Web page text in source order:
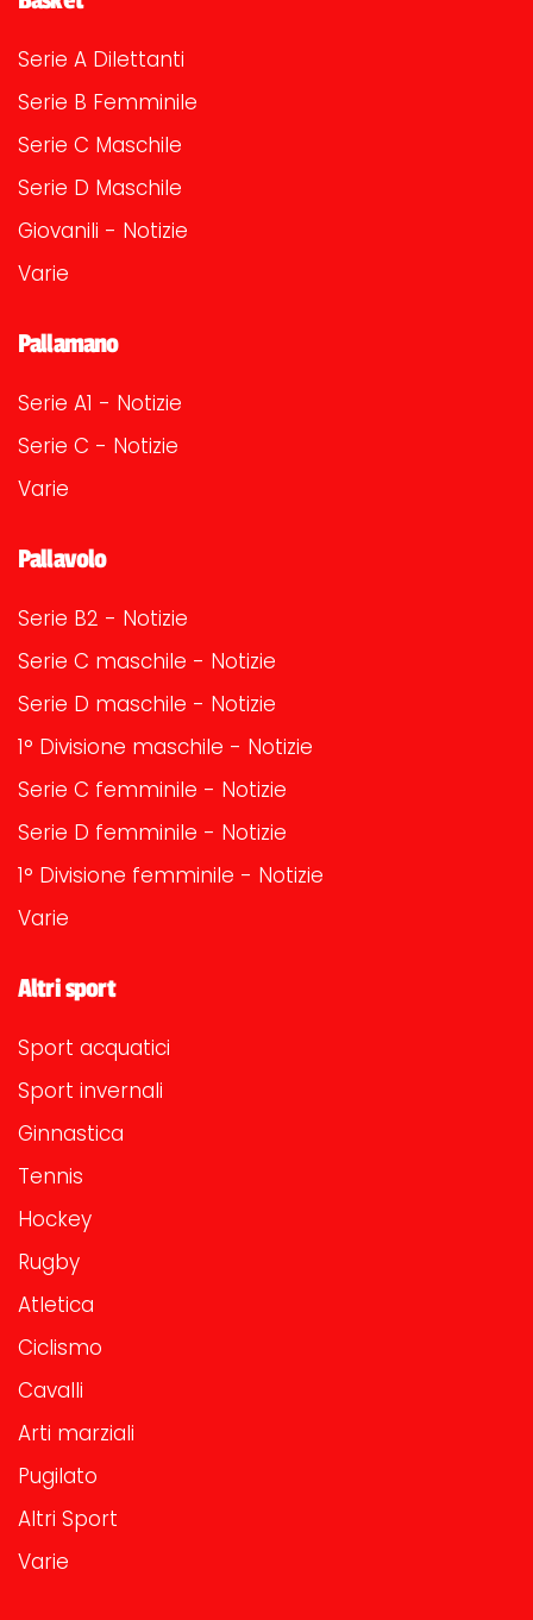
Serie A Dilettanti
Serie B Femminile
Serie C Maschile
Serie D Maschile
Giovanili - Notizie
Varie
Pallamano
Serie A1 - Notizie
Serie C - Notizie
Varie
Pallavolo
Serie B2 - Notizie
Serie C maschile - Notizie
Serie D maschile - Notizie
1° Divisione maschile - Notizie
Serie C femminile - Notizie
Serie D femminile - Notizie
1° Divisione femminile - Notizie
Varie
Altri sport
Sport acquatici
Sport invernali
Ginnastica
Tennis
Hockey
Rugby
Atletica
Ciclismo
Cavalli
Arti marziali
Pugilato
Altri Sport
Varie